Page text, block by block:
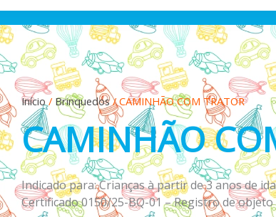
Início / Brinquedos/ CAMINHÃO COM TRATOR
CAMINHÃO
Indicado para: Crianças à partir de 3 anos de
Certificado 0150/25-BQ-01 – Registro de objeto